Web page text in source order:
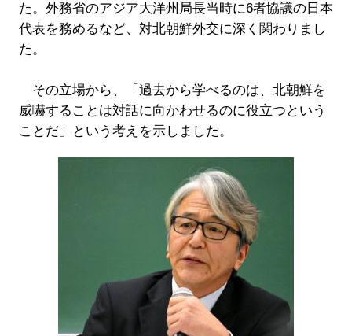
た。外務省のアジア大洋州局長当時に6者協議の日本
代表を務めるなど、対北朝鮮外交に深く関わりまし
た。
その立場から、「過去から学べるのは、北朝鮮を
威嚇することは対話に向かわせるのに役立つという
ことだ」という考えを示しました。